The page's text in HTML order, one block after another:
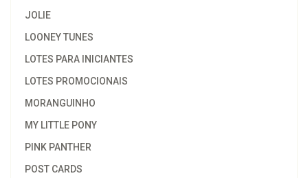
JOLIE
LOONEY TUNES
LOTES PARA INICIANTES
LOTES PROMOCIONAIS
MORANGUINHO
MY LITTLE PONY
PINK PANTHER
POST CARDS